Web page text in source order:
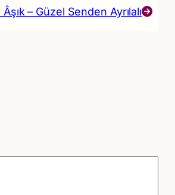
Âşık – Güzel Senden Ayrılalı